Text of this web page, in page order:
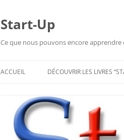
Start-Up
Ce que nous pouvons encore apprendre
ACCUEIL DÉCOUVRIR LES LIVRES